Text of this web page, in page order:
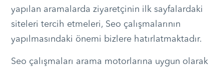
yapılan aramalarda ziyaretçinin ilk sayfalardaki
siteleri tercih etmeleri, Seo çalışmalarının
yapılmasındaki önemi bizlere hatırlatmaktadır.
Seo çalışmaları arama motorlarına uygun olarak